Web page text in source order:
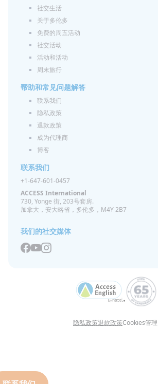
社交生活
关于多伦多
免费的周五活动
社交活动
活动和活动
周末旅行
帮助和常见问题解答
联系我们
隐私政策
退款政策
成为代理商
博客
联系我们
+1-647-601-0457
ACCESS International
730, Yonge 街, 203号套房.
加拿大，安大略省，多伦多，M4Y 2B7
我们的社交媒体
隐私政策退款政策Cookies管理